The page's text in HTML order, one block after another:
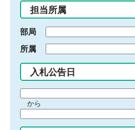
入
力
担当所属
部局
所属
入札公告日
間
始
から
間